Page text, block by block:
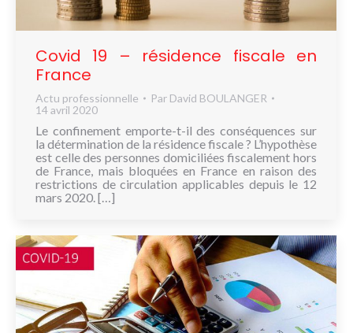
CONNAÎTRE
CONTACT
Covid 19 – résidence fiscale en
France
Actu professionnelle Par David BOULANGER
14 avril 2020
Le confinement emporte-t-il des conséquences sur
la détermination de la résidence fiscale ? L’hypothèse
est celle des personnes domiciliées fiscalement hors
de France, mais bloquées en France en raison des
restrictions de circulation applicables depuis le 12
mars 2020. […]